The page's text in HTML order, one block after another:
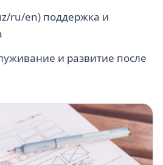
ru/en) поддержка и
и развитие после